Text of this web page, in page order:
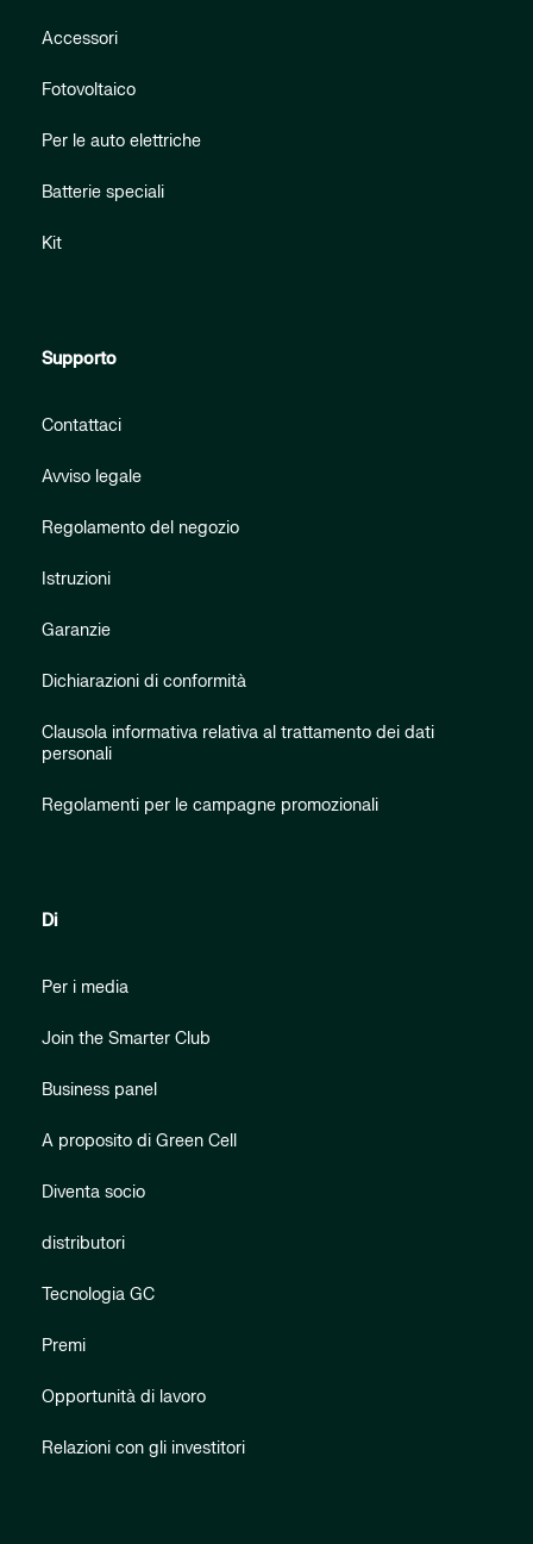
Accessori
Fotovoltaico
Per le auto elettriche
Batterie speciali
Kit
Supporto
Contattaci
Avviso legale
Regolamento del negozio
Istruzioni
Garanzie
Dichiarazioni di conformità
Clausola informativa relativa al trattamento dei dati
personali
Regolamenti per le campagne promozionali
Di
Per i media
Join the Smarter Club
Business panel
A proposito di Green Cell
Diventa socio
distributori
Tecnologia GC
Premi
Opportunità di lavoro
Relazioni con gli investitori